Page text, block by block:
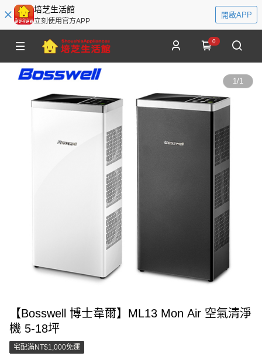
培芝生活館
立刻使用官方APP
開啟APP
0
1/1
【Bosswell 博士韋爾】ML13 Mon Air 空氣清淨
機 5-18坪
宅配滿NT$1,000免運